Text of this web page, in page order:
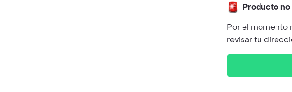
Producto
Por el momento
revisar tu